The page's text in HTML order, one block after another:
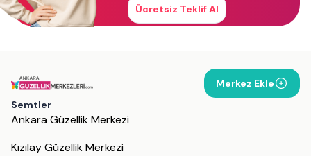
Ücretsiz Teklif Al
Merkez Ekle
Semtler
Ankara Güzellik Merkezi
Kızılay Güzellik Merkezi